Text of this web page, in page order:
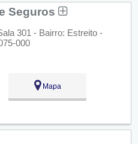
Seguros
301 - Bairro: Estreito -
000
Mapa